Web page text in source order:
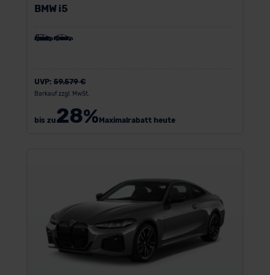
BMW i5
UVP: 59.579 €
Barkauf zzgl. MwSt.
bis zu28%Maximalrabatt heute